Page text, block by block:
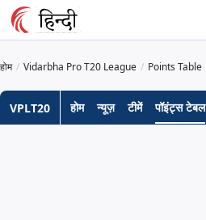
होम Vidarbha Pro T20 League Points Table
VPLT20 होम न्यूज़ टीमें पॉइंट्स टेबल